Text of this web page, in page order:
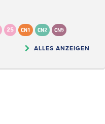
25 CN1 CN2 CN5
ALLES ANZEIGEN